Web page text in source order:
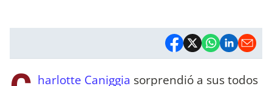
harlotte Caniggia sorprendió a sus todos